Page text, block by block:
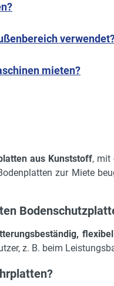
mieten?
aus Kunststoff, mit
zur Miete
z. B. beim